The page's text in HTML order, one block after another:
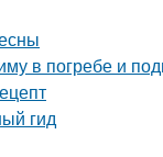
в погребе и
гид